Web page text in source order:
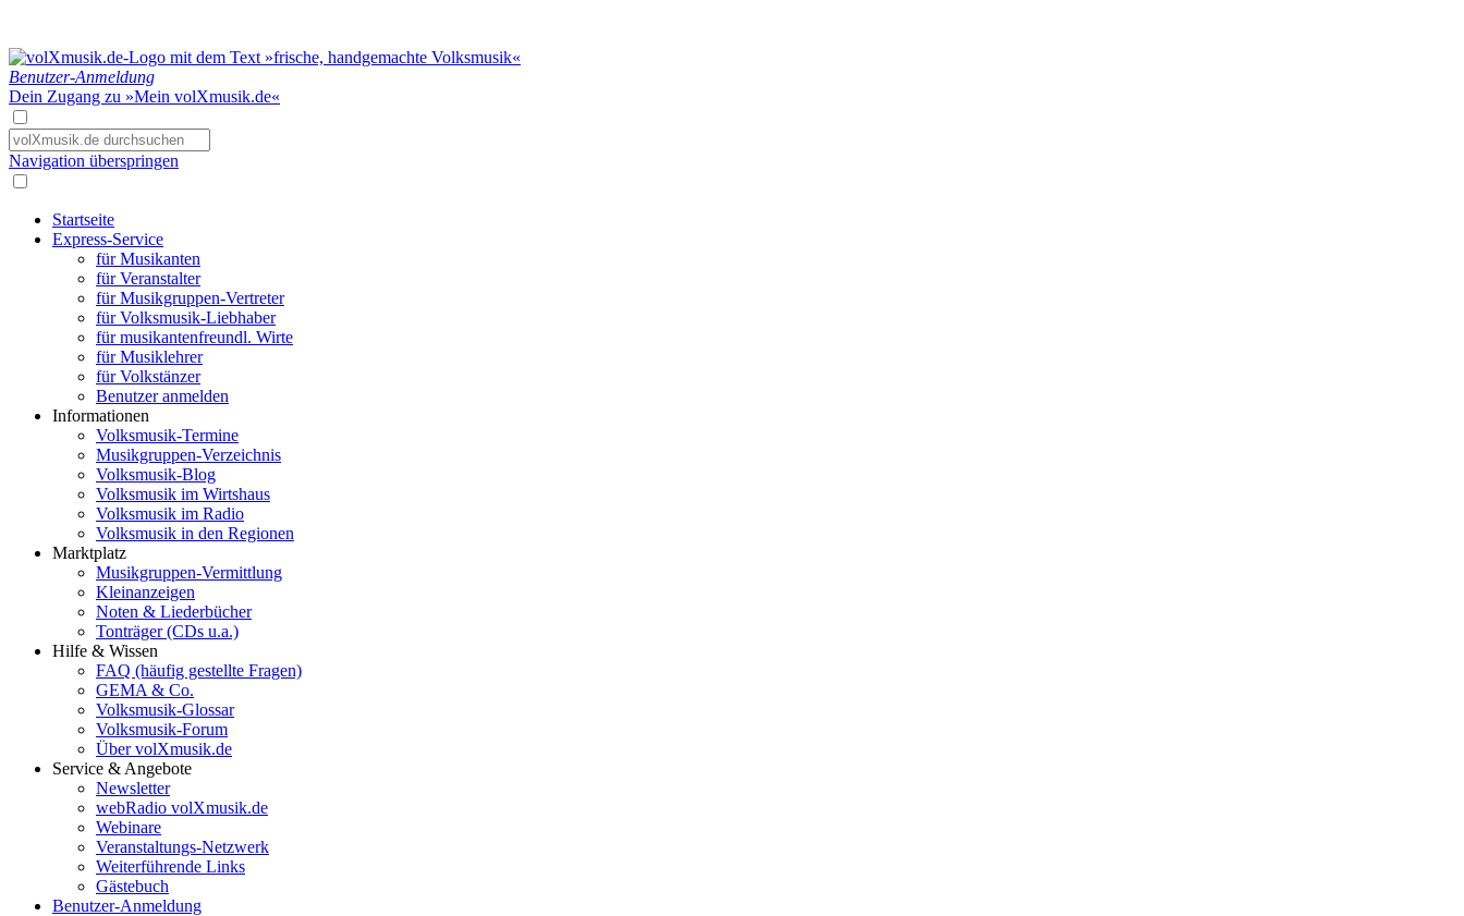
Benutzer-Anmeldung
Dein Zugang zu »Mein volXmusik.de«
Navigation überspringen
Startseite
Express-Service
für Musikanten
für Veranstalter
für Musikgruppen-Vertreter
für Volksmusik-Liebhaber
für musikantenfreundl. Wirte
für Musiklehrer
für Volkstänzer
Benutzer anmelden
Informationen
Volksmusik-Termine
Musikgruppen-Verzeichnis
Volksmusik-Blog
Volksmusik im Wirtshaus
Volksmusik im Radio
Volksmusik in den Regionen
Marktplatz
Musikgruppen-Vermittlung
Kleinanzeigen
Noten & Liederbücher
Tonträger (CDs u.a.)
Hilfe & Wissen
FAQ (häufig gestellte Fragen)
GEMA & Co.
Volksmusik-Glossar
Volksmusik-Forum
Über volXmusik.de
Service & Angebote
Newsletter
webRadio volXmusik.de
Webinare
Veranstaltungs-Netzwerk
Weiterführende Links
Gästebuch
Benutzer-Anmeldung